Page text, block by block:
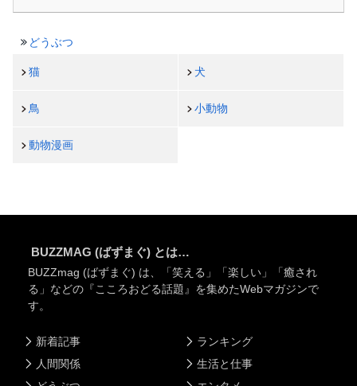
どうぶつ
猫 犬
鳥 小動物
動物漫画
BUZZMAG (ばずまぐ) とは…
BUZZmag (ばずまぐ) は、「笑える」「楽しい」「癒され
る」などの『こころおどる話題』を集めたWebマガジンで
す。
新着記事
人間関係
ランキング
生活と仕事